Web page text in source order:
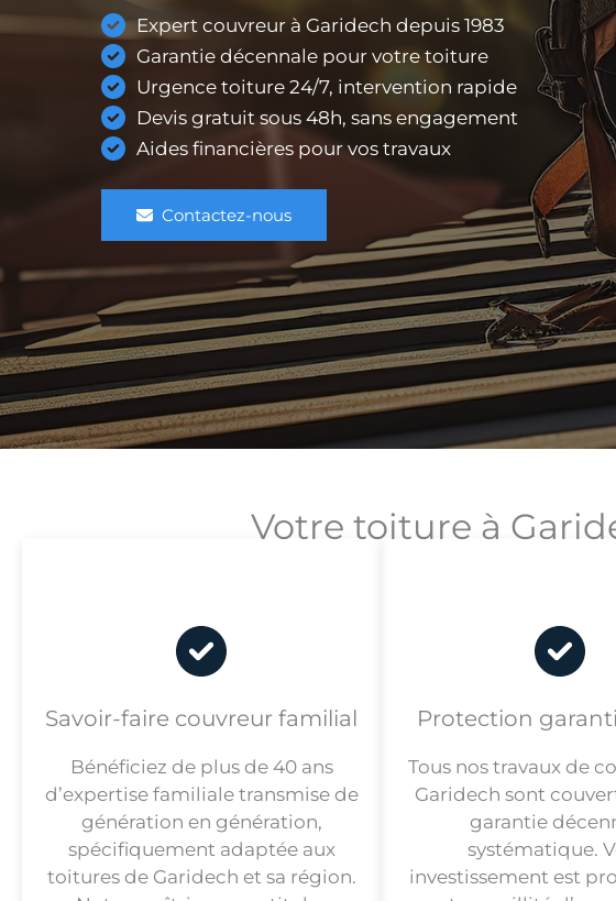
Expert couvreur à Garidech depuis 1983
Garantie décennale pour votre toiture
Urgence toiture 24/7, intervention rapide
Devis gratuit sous 48h, sans engagement
Aides financières pour vos travaux
Contactez-nous
Votre toiture à
Savoir-faire couvreur familial
Bénéficiez de plus de 40 ans
d’expertise familiale transmise de
génération en génération,
spécifiquement adaptée aux
toitures de Garidech et sa région.
Protection
Tous nos travaux de
Garidech sont
garantie
systématique.
investissement est